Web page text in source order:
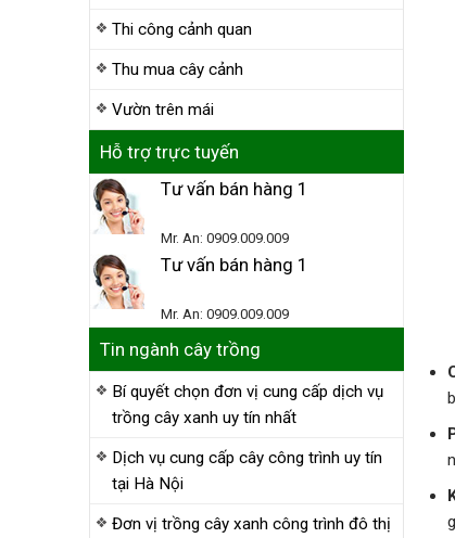
Thi công cảnh quan
Thu mua cây cảnh
Vườn trên mái
Hỗ trợ trực tuyến
Tư vấn bán hàng 1
Mr. An: 0909.009.009
Tư vấn bán hàng 1
Mr. An: 0909.009.009
Tin ngành cây trồng
Bí quyết chọn đơn vị cung cấp dịch vụ
trồng cây xanh uy tín nhất
Dịch vụ cung cấp cây công trình uy tín
tại Hà Nội
Đơn vị trồng cây xanh công trình đô thị